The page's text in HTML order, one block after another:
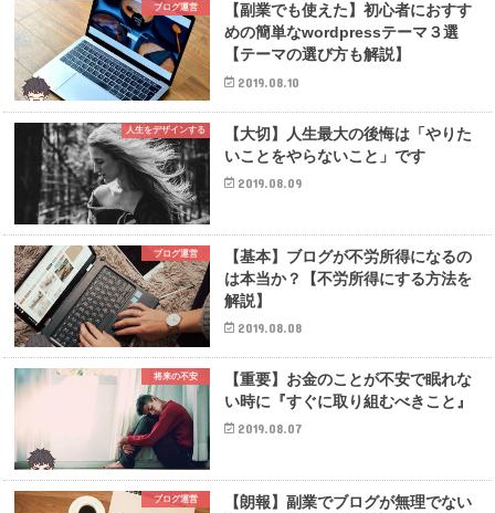
ブログ運営
【副業でも使えた】初心者におすす
めの簡単なwordpressテーマ３選
【テーマの選び方も解説】
2019.08.10
人生をデザインする
【大切】人生最大の後悔は「やりた
いことをやらないこと」です
2019.08.09
ブログ運営
【基本】ブログが不労所得になるの
は本当か？【不労所得にする方法を
解説】
2019.08.08
将来の不安
【重要】お金のことが不安で眠れな
い時に『すぐに取り組むべきこと』
2019.08.07
ブログ運営
【朗報】副業でブログが無理でない